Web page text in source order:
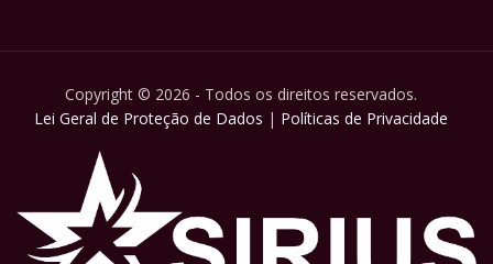
Copyright © 2026 - Todos os direitos reservados.
Lei Geral de Proteção de Dados | Políticas de Privacidade